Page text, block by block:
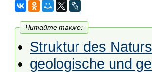
Читайте также:
Struktur des
geologische und